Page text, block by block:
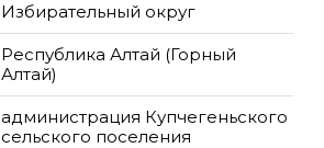
Избирательный округ
Республика Алтай (Горный
Алтай)
администрация Купчегеньского
сельского поселения